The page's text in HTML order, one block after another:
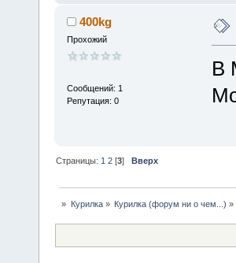
400kg
Прохожий
Сообщений: 1
Репутация: 0
В
Страницы: 1 2 [3]Вверх
» Курилка» Курилка (форум ни о чем...) »